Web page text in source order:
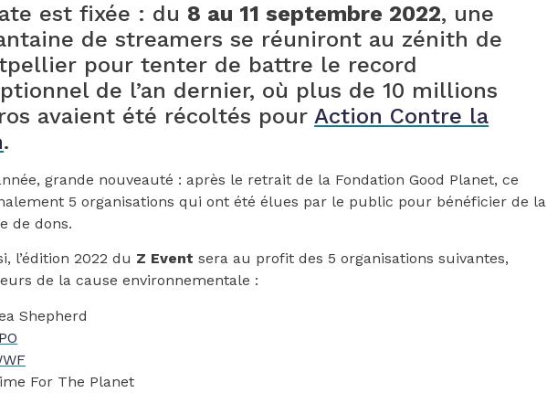
est fixée : du 8 au 11 septembre 2022, une
de streamers se réuniront au zénith de
pour tenter de battre le record
de l’an dernier, où plus de 10 millions
avaient été récoltés pourAction Contre la
.
grande nouveauté : après le retrait de la Fondation Good Planet, ce
5 organisations qui ont été élues par le public pour bénéficier de la
de dons.
l’édition 2022 du Z Event sera au profit des 5 organisations suivantes,
de la cause environnementale :
Shepherd
For The Planet